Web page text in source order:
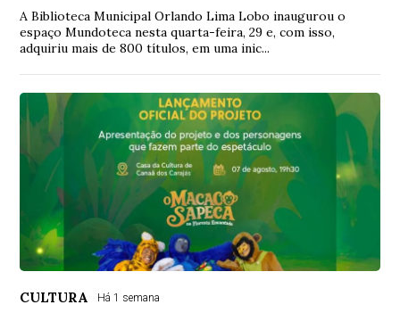
A Biblioteca Municipal Orlando Lima Lobo inaugurou o
espaço Mundoteca nesta quarta-feira, 29 e, com isso,
adquiriu mais de 800 títulos, em uma inic...
CULTURA Há 1 semana